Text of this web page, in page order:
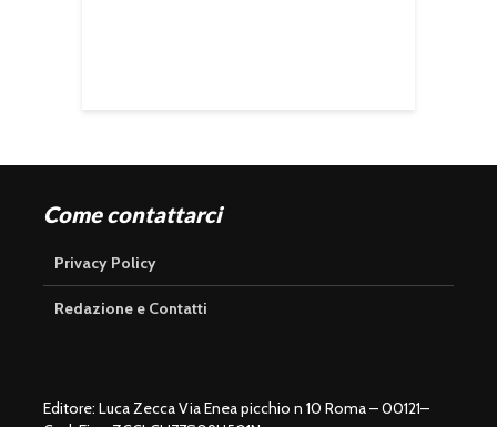
Come contattarci
Privacy Policy
Redazione e Contatti
Editore: Luca Zecca Via Enea picchio n 10 Roma – 00121–